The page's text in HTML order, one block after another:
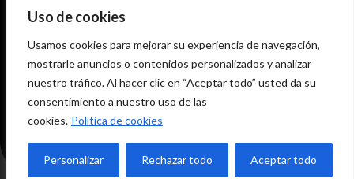
Uso de cookies
Usamos cookies para mejorar su experiencia de navegación,
mostrarle anuncios o contenidos personalizados y analizar
nuestro tráfico. Al hacer clic en “Aceptar todo” usted da su
consentimiento a nuestro uso de las
cookies. Política de cookies
Personalizar Rechazar todo Aceptar todo